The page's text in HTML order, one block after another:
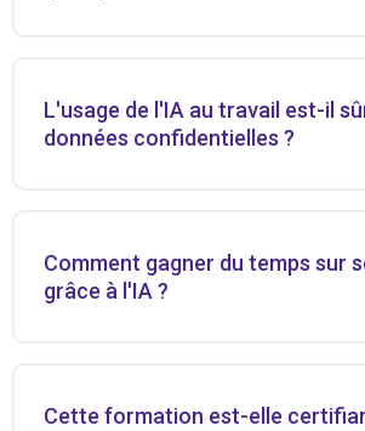
L'usage de l'IA au travail est-il
données confidentielles ?
Comment gagner du temps sur
grâce à l'IA ?
Cette formation est-elle